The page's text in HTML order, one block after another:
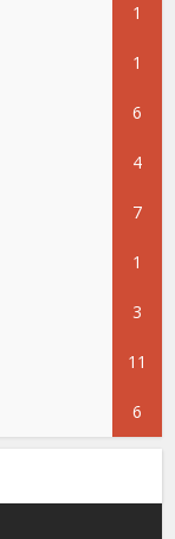
1
1
6
4
7
1
3
11
6